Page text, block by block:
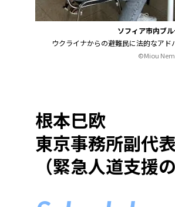
ソフィア市内ブ
ウクライナからの避難民に法的なア
©Miou
根本巳欧
東京事務所副代
（緊急人道支援